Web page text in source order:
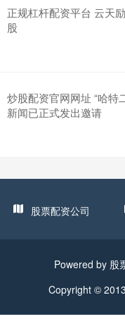
正规杠杆配资平台 云天
股
炒股配资官网网址 “哈特
新闻已正式发出邀请
股票配资公司
Powered by 股
Copyright ©